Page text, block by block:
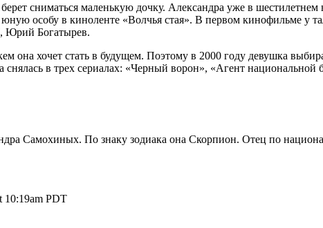
сниматься маленькую дочку. Александра уже в шестилетнем
особу в киноленте «Волчья стая». В первом кинофильме у
Юрий Богатырев.
она хочет стать в будущем. Поэтому в 2000 году девушка
в трех сериалах: «Черный ворон», «Агент национальной
Самохиных. По знаку зодиака она Скорпион. Отец по
10:19am PDT